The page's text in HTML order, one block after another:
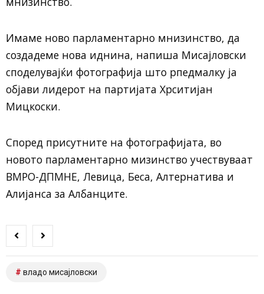
Имаме ново парламентарно мнизинство, да
создадеме нова иднина, напиша Мисајловски
споделувајќи фотографија што рпедмалку ја
објави лидерот на партијата Хрситијан
Мицкоски.
Според присутните на фотографијата, во
новото парламентарно мизинство учествуваат
ВМРО-ДПМНЕ, Левица, Беса, Алтернатива и
Алијанса за Албанците.
владо мисајловски